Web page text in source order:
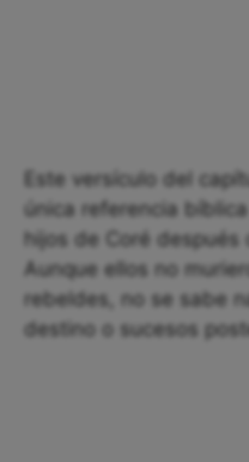
Este versículo del
única referencia
hijos de Coré después
Aunque ellos no
rebeldes, no se sabe
destino o sucesos